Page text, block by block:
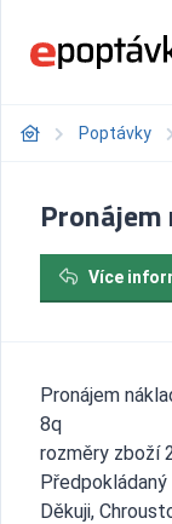
Poptávky
Více
Pronájem
8q
rozměry zboží
Děkuji,